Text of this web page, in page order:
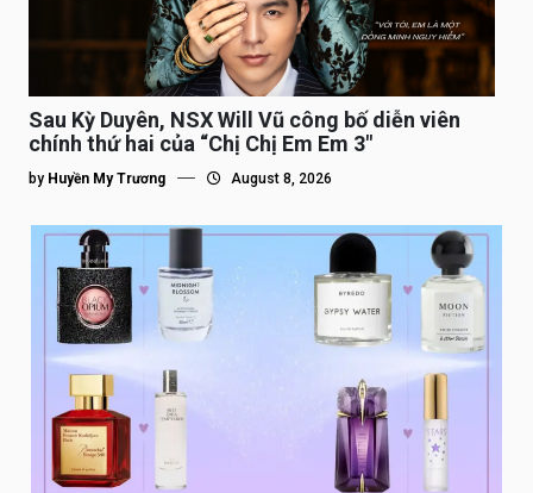
Sau Kỳ Duyên, NSX Will Vũ công bố diễn viên
chính thứ hai của “Chị Chị Em Em 3″
by Huyền My Trương August 8, 2026